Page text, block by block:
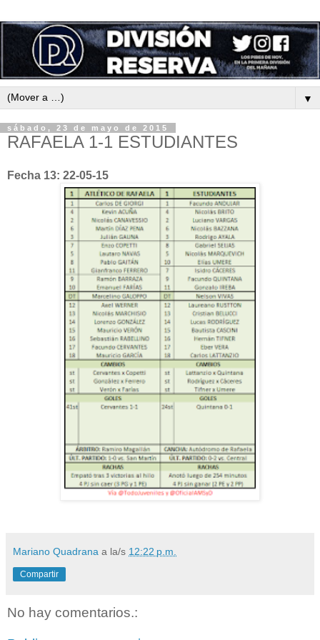
▼
sábado, 23 de mayo de 2015
RAFAELA 1-1 ESTUDIANTES
Fecha 13: 22-05-15
Mariano Quadrana a la/s 12:22 p.m.
Compartir
No hay comentarios.: